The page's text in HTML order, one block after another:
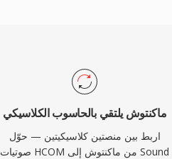
ماكنتوش يلتقي بالحاسوب الكلاسيكي
اربط بين منصتين كلاسيكيتين — حوّل
صوتيات HCOM من ماكنتوش إلى Sound